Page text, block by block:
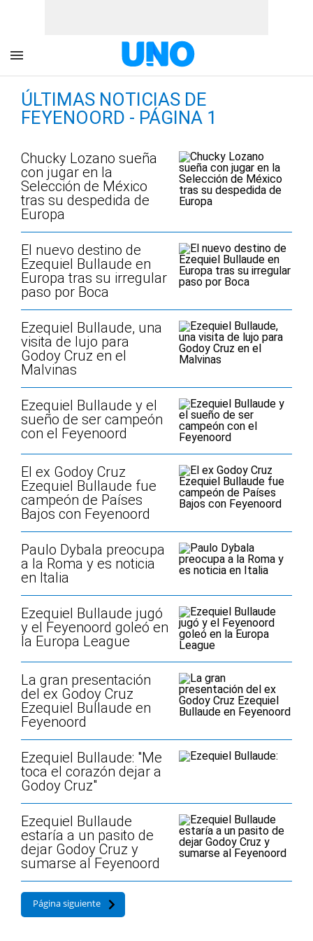
ÚLTIMAS NOTICIAS DE
FEYENOORD - PÁGINA 1
Chucky Lozano sueña
con jugar en la
Selección de México
tras su despedida de
Europa
El nuevo destino de
Ezequiel Bullaude en
Europa tras su irregular
paso por Boca
Ezequiel Bullaude, una
visita de lujo para
Godoy Cruz en el
Malvinas
Ezequiel Bullaude y el
sueño de ser campeón
con el Feyenoord
El ex Godoy Cruz
Ezequiel Bullaude fue
campeón de Países
Bajos con Feyenoord
Paulo Dybala preocupa
a la Roma y es noticia
en Italia
Ezequiel Bullaude jugó
y el Feyenoord goleó en
la Europa League
La gran presentación
del ex Godoy Cruz
Ezequiel Bullaude en
Feyenoord
Ezequiel Bullaude: "Me
toca el corazón dejar a
Godoy Cruz"
Ezequiel Bullaude
estaría a un pasito de
dejar Godoy Cruz y
sumarse al Feyenoord
Página siguiente